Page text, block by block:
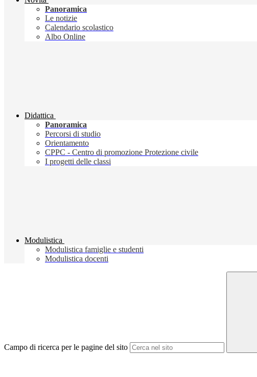
Panoramica
Le notizie
Calendario scolastico
Albo Online
Didattica
Panoramica
Percorsi di studio
Orientamento
CPPC - Centro di promozione Protezione civile
I progetti delle classi
Modulistica
Modulistica famiglie e studenti
Modulistica docenti
Campo di ricerca per le pagine del sito